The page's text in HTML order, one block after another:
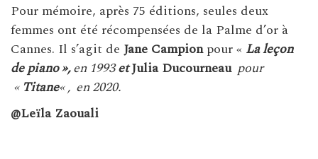
Pour mémoire, après 75 éditions, seules deux
femmes ont été récompensées de la Palme d’or à
Cannes. Il s’agit de Jane Campionpour « La leçon
de piano »,en 1993etJulia Ducourneaupour
« Titane« , en 2020.
@Leïla Zaouali